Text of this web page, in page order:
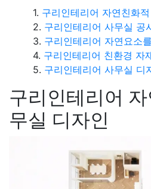
구리인테리어 자연친화
구리인테리어 사무실 공
구리인테리어 자연요소
구리인테리어 친환경 자
구리인테리어 사무실 디
구리인테리어
무실 디자인